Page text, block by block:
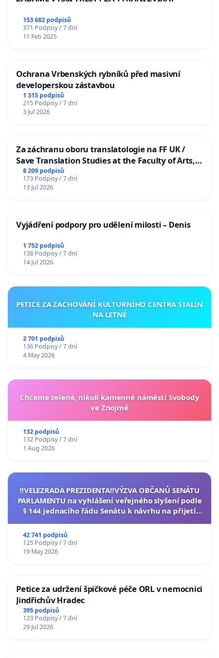
153 682 podpisů
371 Podpisy / 7 dní
11 Feb 2025
Ochrana Vrbenských rybníků před masivní
developerskou zástavbou
1 315 podpisů
215 Podpisy / 7 dní
3 Jul 2026
Za záchranu oboru translatologie na FF UK /
Save Translation Studies at the Faculty of Arts,
Charles University
8 209 podpisů
173 Podpisy / 7 dní
13 Jul 2026
Vyjádření podpory pro udělení milosti – Denis
1 752 podpisů
138 Podpisy / 7 dní
14 Jul 2026
PETICE ZA ZACHOVÁNÍ KULTURNÍHO CENTRA STALIN
NA LETNÉ
2 701 podpisů
136 Podpisy / 7 dní
4 May 2026
Chceme zelené, nikoli kamenné náměstí Svobody
ve Znojmě
132 podpisů
132 Podpisy / 7 dní
1 Aug 2026
‼️VELEZRADA PREZIDENTA‼️VÝZVA OBČANŮ SENÁTU
PARLAMENTU na vyhlášení veřejného slyšení podle
§ 144 jednacího řádu Senátu k návrhu na přijetí
42 741 podpisů
125 Podpisy / 7 dní
19 May 2026
Petice za udržení špičkové péče ORL v nemocnici
Jindřichův Hradec
395 podpisů
123 Podpisy / 7 dní
29 Jul 2026